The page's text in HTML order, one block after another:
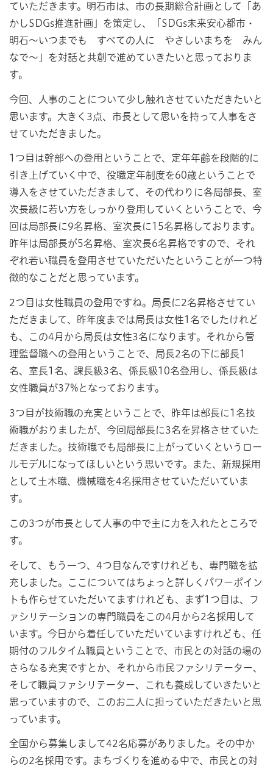
ていただきます。明石市は、市の長期総合計画として「あ
かしSDGs推進計画」を策定し、「SDGs未来安心都市・
明石～いつまでも すべての人に やさしいまちを みん
なで～」を対話と共創で進めていきたいと思っておりま
す。
今回、人事のことについて少し触れさせていただきたいと
思います。大きく3点、市長として思いを持って人事をさ
せていただきました。
1つ目は幹部への登用ということで、定年年齢を段階的に
引き上げていく中で、役職定年制度を60歳ということで
導入をさせていただきまして、その代わりに各局部長、室
次長級に若い方をしっかり登用していくということで、今
回は局部長に9名昇格、室次長に15名昇格しております。
昨年は局部長が5名昇格、室次長6名昇格ですので、それ
ぞれ若い職員を登用させていただいたということが一つ特
徴的なことだと思っています。
2つ目は女性職員の登用ですね。局長に2名昇格させてい
ただきまして、昨年度までは局長は女性1名でしたけれど
も、この4月から局長は女性3名になります。それから管
理監督職への登用ということで、局長2名の下に部長1
名、室長1名、課長級3名、係長級10名登用し、係長級は
女性職員が37%となっております。
3つ目が技術職の充実ということで、昨年は部長に1名技
術職がおりましたが、今回局部長に3名を昇格させていた
だきました。技術職でも局部長に上がっていくというロー
ルモデルになってほしいという思いです。また、新規採用
として土木職、機械職を4名採用させていただいていま
す。
この3つが市長として人事の中で主に力を入れたところで
す。
そして、もう一つ、4つ目なんですけれども、専門職を拡
充しました。ここについてはちょっと詳しくパワーポイン
トも作らせていただいてますけれども、まず1つ目は、フ
ァシリテーションの専門職員をこの4月から2名採用して
います。今日から着任していただいていますけれども、任
期付のフルタイム職員ということで、市民との対話の場の
さらなる充実ですとか、それから市民ファシリテーター、
そして職員ファシリテーター、これも養成していきたいと
思っていますので、このお二人に担っていただきたいと思
っています。
全国から募集しまして42名応募がありました。その中か
らの2名採用です。まちづくりを進める中で、市民との対